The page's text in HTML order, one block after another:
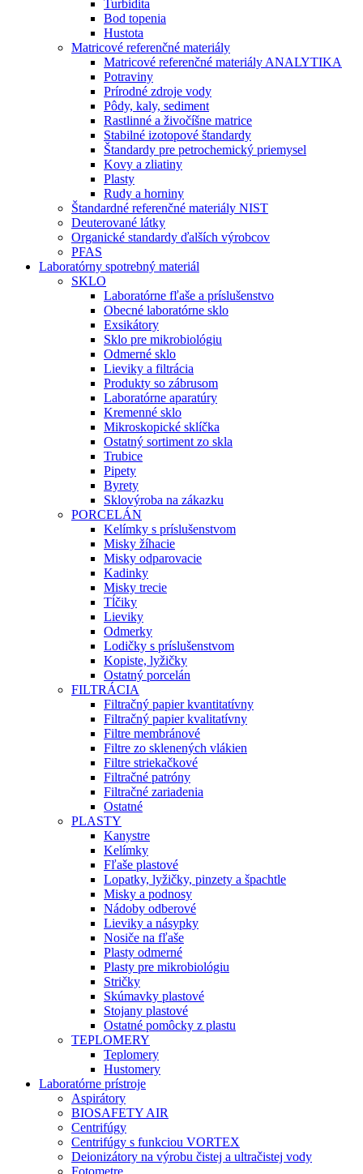
Turbidita
Bod topenia
Hustota
Matricové referenčné materiály
Matricové referenčné materiály ANALYTIKA
Potraviny
Prírodné zdroje vody
Pôdy, kaly, sediment
Rastlinné a živočíšne matrice
Stabilné izotopové štandardy
Štandardy pre petrochemický priemysel
Kovy a zliatiny
Plasty
Rudy a horniny
Štandardné referenčné materiály NIST
Deuterované látky
Organické standardy ďalších výrobcov
PFAS
Laboratórny spotrebný materiál
SKLO
Laboratórne fľaše a príslušenstvo
Obecné laboratórne sklo
Exsikátory
Sklo pre mikrobiológiu
Odmerné sklo
Lieviky a filtrácia
Produkty so zábrusom
Laboratórne aparatúry
Kremenné sklo
Mikroskopické sklíčka
Ostatný sortiment zo skla
Trubice
Pipety
Byrety
Sklovýroba na zákazku
PORCELÁN
Kelímky s príslušenstvom
Misky žíhacie
Misky odparovacie
Kadinky
Misky trecie
Tĺčiky
Lieviky
Odmerky
Lodičky s príslušenstvom
Kopiste, lyžičky
Ostatný porcelán
FILTRÁCIA
Filtračný papier kvantitatívny
Filtračný papier kvalitatívny
Filtre membránové
Filtre zo sklenených vlákien
Filtre striekačkové
Filtračné patróny
Filtračné zariadenia
Ostatné
PLASTY
Kanystre
Kelímky
Fľaše plastové
Lopatky, lyžičky, pinzety a špachtle
Misky a podnosy
Nádoby odberové
Lieviky a násypky
Nosiče na fľaše
Plasty odmerné
Plasty pre mikrobiológiu
Stričky
Skúmavky plastové
Stojany plastové
Ostatné pomôcky z plastu
TEPLOMERY
Teplomery
Hustomery
Laboratórne prístroje
Aspirátory
BIOSAFETY AIR
Centrifúgy
Centrifúgy s funkciou VORTEX
Deionizátory na výrobu čistej a ultračistej vody
Fotometre